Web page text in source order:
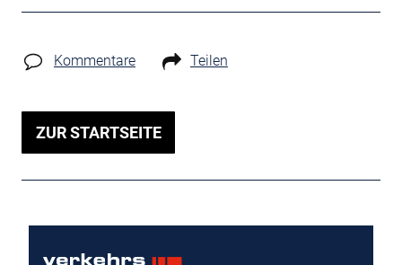
Kommentare Teilen
ZUR STARTSEITE